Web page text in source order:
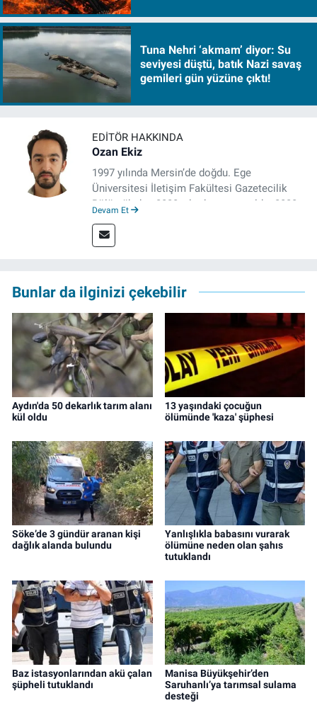
Tuna Nehri ‘akmam’ diyor: Su
seviyesi düştü, batık Nazi savaş
gemileri gün yüzüne çıktı!
EDITÖR HAKKINDA
Ozan Ekiz
1997 yılında Mersin’de doğdu. Ege
Üniversitesi İletişim Fakültesi Gazetecilik
Bölümü’nden 2020 yılında mezun oldu. 2020
editörü, muhabir, rejisör olarak çalıştı.
Meslek hayatına İzmir’de başlayan gazeteci,
Devam Et
Bunlar da ilginizi çekebilir
Aydın'da 50 dekarlık tarım alanı
kül oldu
13 yaşındaki çocuğun
ölümünde 'kaza' şüphesi
Söke’de 3 gündür aranan kişi
dağlık alanda bulundu
Yanlışlıkla babasını vurarak
ölümüne neden olan şahıs
tutuklandı
Baz istasyonlarından akü çalan
şüpheli tutuklandı
Manisa Büyükşehir’den
Saruhanlı’ya tarımsal sulama
desteği